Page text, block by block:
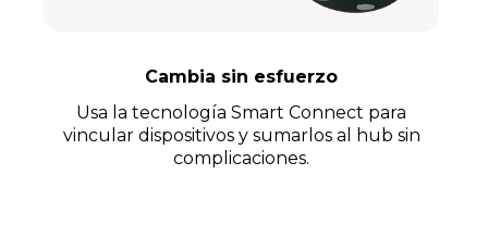
Cambia sin esfuerzo
Usa la tecnología Smart Connect para
vincular dispositivos y sumarlos al hub sin
complicaciones.